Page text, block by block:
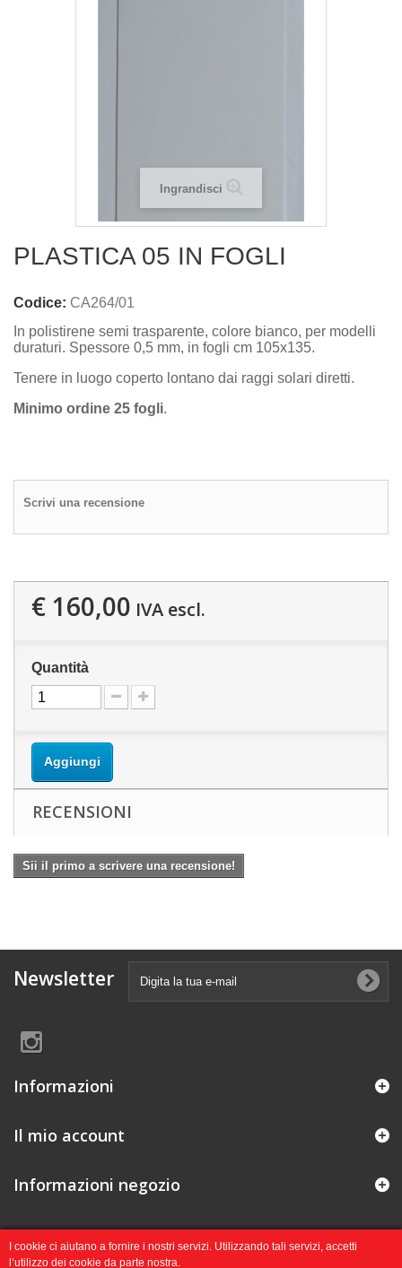
Ingrandisci
PLASTICA 05 IN FOGLI
Codice: CA264/01
In polistirene semi trasparente, colore bianco, per modelli
duraturi. Spessore 0,5 mm, in fogli cm 105x135.
Tenere in luogo coperto lontano dai raggi solari diretti.
Minimo ordine 25 fogli.
Scrivi una recensione
€ 160,00 IVA escl.
Quantità
Aggiungi
RECENSIONI
Sii il primo a scrivere una recensione!
Newsletter
Informazioni
Il mio account
Informazioni negozio
I cookie ci aiutano a fornire i nostri servizi. Utilizzando tali servizi, accetti
l’utilizzo dei cookie da parte nostra.